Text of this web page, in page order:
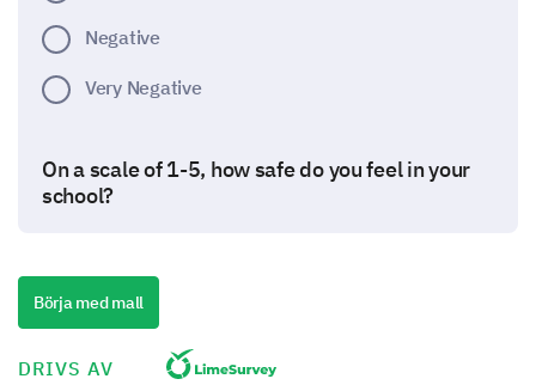
Negative
Very Negative
On a scale of 1-5, how safe do you feel in your
school?
Do you witness the following behaviors among
Börja med mall
DRIVS AV